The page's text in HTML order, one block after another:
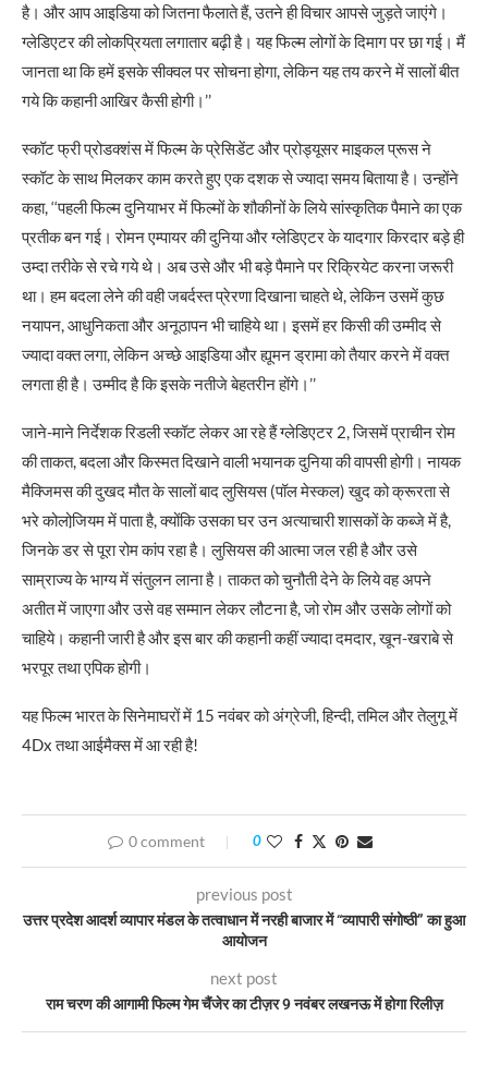
है। और आप आइडिया को जितना फैलाते हैं, उतने ही विचार आपसे जुड़ते जाएंगे।
ग्‍लेडिएटर की लोकप्रियता लगातार बढ़ी है। यह फिल्‍म लोगों के दिमाग पर छा गई। मैं
जानता था कि हमें इसके सीक्‍वल पर सोचना होगा, लेकिन यह तय करने में सालों बीत
गये कि कहानी आखिर कैसी होगी।’’
स्‍कॉट फ्री प्रोडक्‍शंस में फिल्‍म के प्रेसिडेंट और प्रोड्यूसर माइकल प्रूस ने
स्‍कॉट के साथ मिलकर काम करते हुए एक दशक से ज्‍यादा समय बिताया है। उन्‍होंने
कहा, ‘‘पहली फिल्‍म दुनियाभर में फिल्‍मों के शौकीनों के लिये सांस्‍कृतिक पैमाने का एक
प्रतीक बन गई। रोमन एम्‍पायर की दुनिया और ग्‍लेडिएटर के यादगार किरदार बड़े ही
उम्‍दा तरीके से रचे गये थे। अब उसे और भी बड़े पैमाने पर रिक्रियेट करना जरूरी
था। हम बदला लेने की वही जबर्दस्‍त प्रेरणा दिखाना चाहते थे, लेकिन उसमें कुछ
नयापन, आधुनिकता और अनूठापन भी चाहिये था। इसमें हर किसी की उम्‍मीद से
ज्‍यादा वक्‍त लगा, लेकिन अच्‍छे आइडिया और ह्यूमन ड्रामा को तैयार करने में वक्‍त
लगता ही है। उम्‍मीद है कि इसके नतीजे बेहतरीन होंगे।’’
जाने-माने निर्देशक रिडली स्‍कॉट लेकर आ रहे हैं ग्‍लेडिएटर 2, जिसमें प्राचीन रोम
की ताकत, बदला और किस्‍मत दिखाने वाली भयानक दुनिया की वापसी होगी। नायक
मैक्जिमस की दुखद मौत के सालों बाद लुसियस (पॉल मेस्‍कल) खुद को क्रूरता से
भरे कोलोजि़यम में पाता है, क्‍योंकि उसका घर उन अत्‍याचारी शासकों के कब्‍जे में है,
जिनके डर से पूरा रोम कांप रहा है। लुसियस की आत्‍मा जल रही है और उसे
साम्राज्‍य के भाग्‍य में संतुलन लाना है। ताकत को चुनौती देने के लिये वह अपने
अतीत में जाएगा और उसे वह सम्‍मान लेकर लौटना है, जो रोम और उसके लोगों को
चाहिये। कहानी जारी है और इस बार की कहानी कहीं ज्‍यादा दमदार, खून-खराबे से
भरपूर तथा एपिक होगी।
यह फिल्‍म भारत के सिनेमाघरों में 15 नवंबर को अंग्रेजी, हिन्‍दी, तमिल और तेलुगू में
4Dx तथा आईमैक्‍स में आ रही है!
0 comment 0
previous post
उत्तर प्रदेश आदर्श व्यापार मंडल के तत्वाधान में नरही बाजार में “व्यापारी संगोष्ठी” का हुआ
आयोजन
next post
राम चरण की आगामी फिल्म गेम चैंजेर का टीज़र 9 नवंबर लखनऊ में होगा रिलीज़